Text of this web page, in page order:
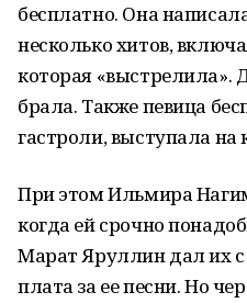
бесплатно. Она
несколько хитов,
которая «выстрелила».
брала. Также певица
гастроли, выступала на
При этом Ильмира
когда ей срочно
Марат Яруллин дал их с
плата за ее песни. Но